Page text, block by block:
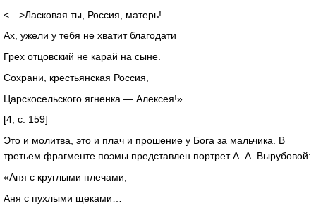
<…>Ласковая ты, Россия, матерь!
Ах, ужели у тебя не хватит благодати
Грех отцовский не карай на сыне.
Сохрани, крестьянская Россия,
Царскосельского ягненка — Алексея!»
[4, с. 159]
Это и молитва, это и плач и прошение у Бога за мальчика. В
третьем фрагменте поэмы представлен портрет А. А. Вырубовой:
«Аня с круглыми плечами,
Аня с пухлыми щеками…